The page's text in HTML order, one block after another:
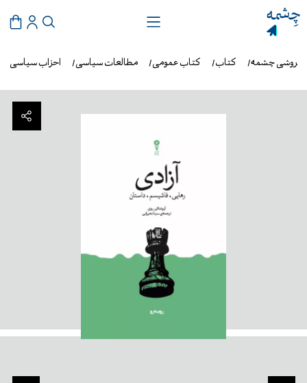
احزاب سیاسی مطالعات سیاسی کتاب عمومی کتاب چشمه